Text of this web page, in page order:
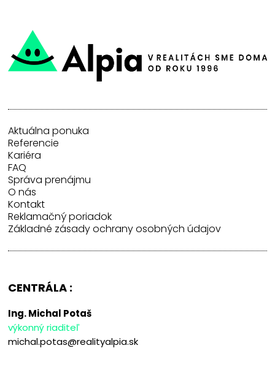
Aktuálna ponuka
Referencie
Kariéra
FAQ
Správa prenájmu
O nás
Kontakt
Reklamačný poriadok
Základné zásady ochrany osobných údajov
CENTRÁLA :
Ing. Michal Potaš
výkonný riaditeľ
michal.potas@realityalpia.sk